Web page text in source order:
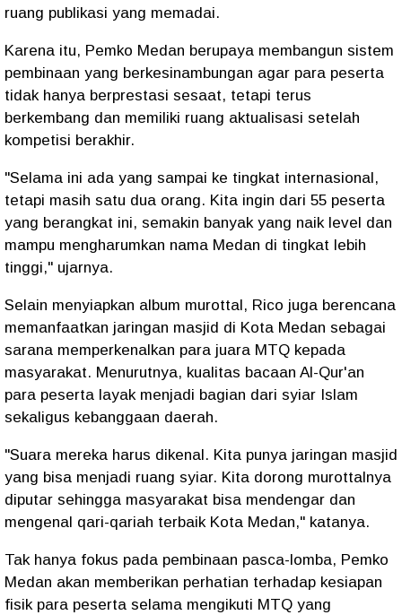
ruang publikasi yang memadai.
Karena itu, Pemko Medan berupaya membangun sistem
pembinaan yang berkesinambungan agar para peserta
tidak hanya berprestasi sesaat, tetapi terus
berkembang dan memiliki ruang aktualisasi setelah
kompetisi berakhir.
"Selama ini ada yang sampai ke tingkat internasional,
tetapi masih satu dua orang. Kita ingin dari 55 peserta
yang berangkat ini, semakin banyak yang naik level dan
mampu mengharumkan nama Medan di tingkat lebih
tinggi," ujarnya.
Selain menyiapkan album murottal, Rico juga berencana
memanfaatkan jaringan masjid di Kota Medan sebagai
sarana memperkenalkan para juara MTQ kepada
masyarakat. Menurutnya, kualitas bacaan Al-Qur'an
para peserta layak menjadi bagian dari syiar Islam
sekaligus kebanggaan daerah.
"Suara mereka harus dikenal. Kita punya jaringan masjid
yang bisa menjadi ruang syiar. Kita dorong murottalnya
diputar sehingga masyarakat bisa mendengar dan
mengenal qari-qariah terbaik Kota Medan," katanya.
Tak hanya fokus pada pembinaan pasca-lomba, Pemko
Medan akan memberikan perhatian terhadap kesiapan
fisik para peserta selama mengikuti MTQ yang